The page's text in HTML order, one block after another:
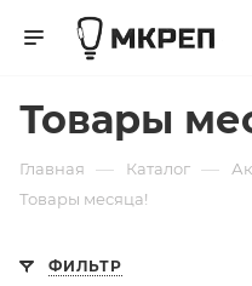
Товары
Главная — Каталог —
Товары месяца!
ФИЛЬТР